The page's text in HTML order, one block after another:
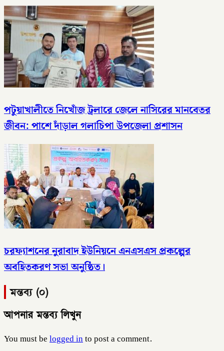
পটুয়াখালীতে নিখোঁজ ট্রলারে জেলে নাসিরের মানবেতর
জীবন: পাশে দাঁড়াল গলাচিপা উপজেলা প্রশাসন
চরফ্যাশনের নুরাবাদ ইউনিয়নে এনএসএস প্রকল্পের
অবহিতকরণ সভা অনুষ্ঠিত।
মন্তব্য (০)
আপনার মন্তব্য লিখুন
You must belogged into post a comment.